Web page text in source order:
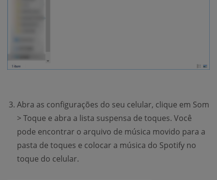
Abra as configurações do seu celular, clique em Som
> Toque e abra a lista suspensa de toques. Você
pode encontrar o arquivo de música movido para a
pasta de toques e colocar a música do Spotify no
toque do celular.